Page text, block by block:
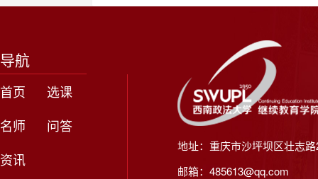
导航
首页
选课
名师
问答
资讯
地址：重庆市沙坪坝区壮志
邮箱：485613@qq.com